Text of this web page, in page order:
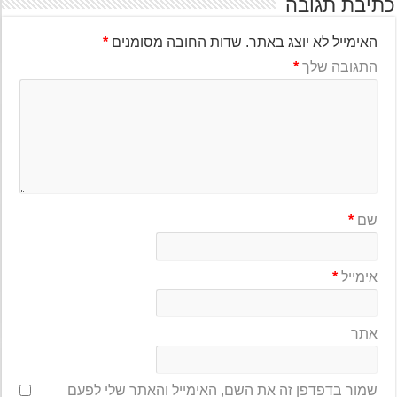
תגובה
האימייל לא יוצג באתר. שדות החובה מסומנים*
התגובה שלך*
שם*
אימייל*
אתר
שמור בדפדפן זה את השם, האימייל והאתר שלי לפעם